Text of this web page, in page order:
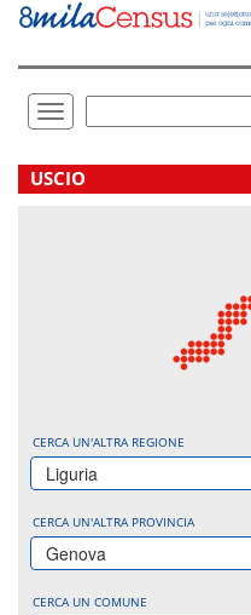
Vai
direttamente
Toggle
navigation
USCIO
CERCA UN'ALTRA REGIONE
Liguria
CERCA UN'ALTRA PROVINCIA
Genova
CERCA UN COMUNE